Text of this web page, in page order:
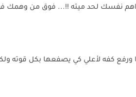
نفسك لحد ميته !!... فوق من وهمك
ورفع كفه لأعلي كي يصفعها بكل قوته